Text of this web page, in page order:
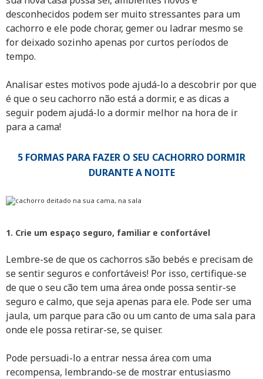
desconhecidos podem ser muito stressantes para um
cachorro e ele pode chorar, gemer ou ladrar mesmo se
for deixado sozinho apenas por curtos períodos de
tempo.
Analisar estes motivos pode ajudá-lo a descobrir por que
é que o seu cachorro não está a dormir, e as dicas a
seguir podem ajudá-lo a dormir melhor na hora de ir
para a cama!
5 FORMAS PARA FAZER O SEU CACHORRO DORMIR
DURANTE A NOITE
1. Crie um espaço seguro, familiar e confortável
Lembre-se de que os cachorros são bebés e precisam de
se sentir seguros e confortáveis! Por isso, certifique-se
de que o seu cão tem uma área onde possa sentir-se
seguro e calmo, que seja apenas para ele. Pode ser uma
jaula, um parque para cão ou um canto de uma sala para
onde ele possa retirar-se, se quiser.
Pode persuadi-lo a entrar nessa área com uma
recompensa, lembrando-se de mostrar entusiasmo